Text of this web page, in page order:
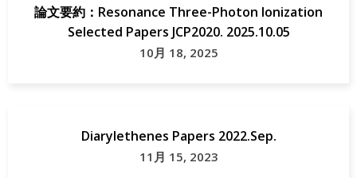
論文要約：Resonance Three-Photon Ionization
Selected Papers JCP2020. 2025.10.05
10月 18, 2025
Diarylethenes Papers 2022.Sep.
11月 15, 2023